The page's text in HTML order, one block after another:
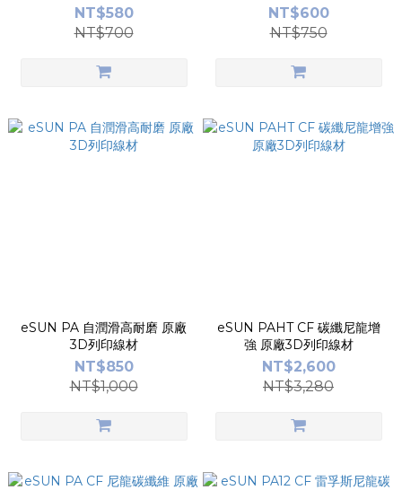
NT$580
NT$700
NT$600
NT$750
eSUN PA 自潤滑高耐磨 原廠
3D列印線材
NT$850
NT$1,000
eSUN PAHT CF 碳纖尼龍增
強 原廠3D列印線材
NT$2,600
NT$3,280